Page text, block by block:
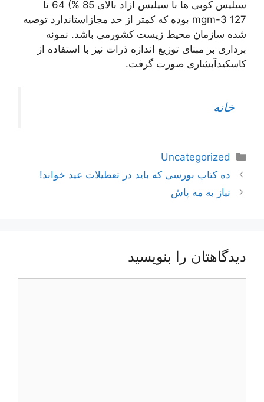
سیلیس کوبی ها با سیلیس آزاد بالای 85 %) 64 تا
mgm-3 127 بوده که کمتر از حد مجازاستاندارد توصیه
شده سازمان محیط زیست کشورمی باشد. نمونه
برداری بر مبنای توزیع اندازه ذرات نیز با استفاده از
کاسکیدآبشاری صورت گرفت.
خانه
دسته‌ها
Uncategorized
ناوبری
نوشته‌ها
ده کتاب بورسی که باید در تعطیلات عید خواند!
نیاز به مه پاش
دیدگاهتان را بنویسید